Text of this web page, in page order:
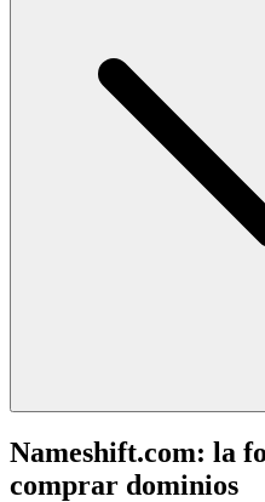
Nameshift.com: la
comprar dominios